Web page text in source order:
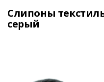
Слипоны
серый